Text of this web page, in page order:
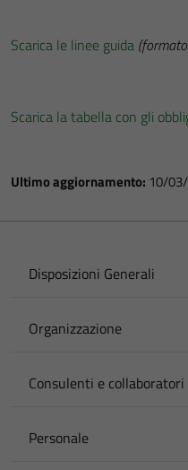
Scarica le linee guida
Scarica la tabella con gli
Ultimo aggiornamento: 10/
Disposizioni Generali
Organizzazione
Consulenti e collaboratori
Personale